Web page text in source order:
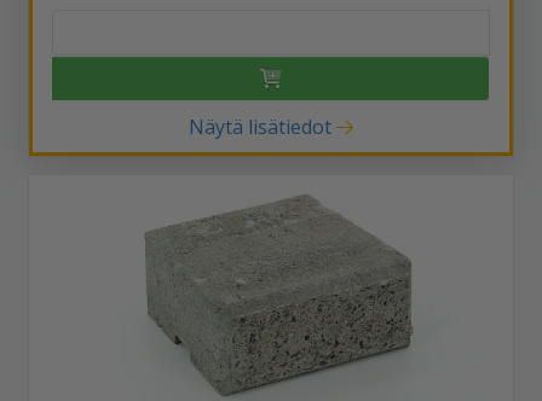
Näytä lisätiedot